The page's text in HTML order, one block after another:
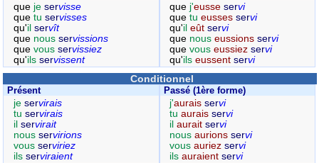
que je servisse
que tu servisses
qu'il servît
que nous servissions
que vous servissiez
qu'ils servissent
que j'eusse servi
quetueusses servi
qu'ileût servi
que nouseussions servi
quevouseussiez servi
qu'ilseussent servi
Conditionnel
Présent
je servirais
tu servirais
il servirait
nous servirions
vous serviriez
ils serviraient
Passé (1ère forme)
j'aurais servi
tuaurais servi
ilaurait servi
nousaurions servi
vousauriez servi
ilsauraient servi